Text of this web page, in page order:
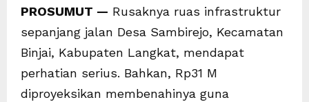
PROSUMUT — Rusaknya ruas infrastruktur
sepanjang jalan Desa Sambirejo, Kecamatan
Binjai, Kabupaten Langkat, mendapat
perhatian serius. Bahkan, Rp31 M
diproyeksikan membenahinya guna